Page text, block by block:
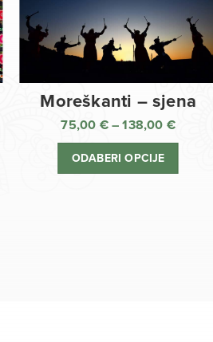
Moreškanti – sjena
75,00 € – 138,00 €Raspon
cijena:
ODABERI OPCIJE